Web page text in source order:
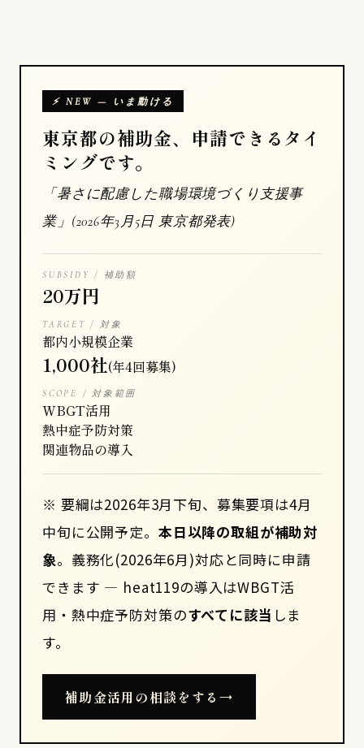
⚡ NEW — いま動ける
東京都の補助金、申請できるタイ
ミングです。
「暑さに配慮した職場環境づくり支援事
業」(2026年3月5日 東京都発表)
SUBSIDY / 補助額
20万円
TARGET / 対象
都内小規模企業
1,000社(年4回募集)
SCOPE / 対象範囲
WBGT活用
熱中症予防対策
関連物品の導入
※ 要綱は2026年3月下旬、募集要項は4月
中旬に公開予定。 本日以降の取組が補助対
象。義務化(2026年6月)対応と同時に申請
できます — heat119の導入はWBGT活
用・熱中症予防対策のすべてに該当 しま
す。
補助金活用の相談をする→